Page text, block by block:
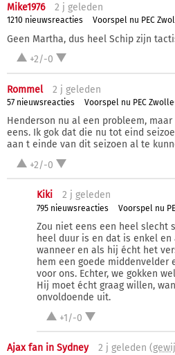
Mike1976 2 j geleden
1210 nieuwsreacties Voorspel nu PEC
Geen Martha, dus heel Schip zijn
+2/-0
Rommel 2 j geleden
57 nieuwsreacties Voorspel nu PEC
Henderson nu al een probleem,
eens. Ik gok dat die nu tot eind
aan t einde van dit seizoen al te
+2/-0
Kiki 2 j geleden
795 nieuwsreacties Voorspel nu
Zou niet eens een heel slecht
heel duur is en dat is enkel
wanneer en als hij écht het
hem een goede
voor ons. Echter, we gokken
Hij moet écht graag willen,
onvoldoende uit.
+1/-0
Ajax fan in Sydney 2 j geleden (